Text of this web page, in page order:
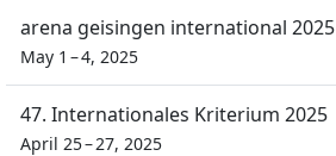
arena geisingen international 2025
May 1 – 4, 2025
47. Internationales Kriterium 2025
April 25 – 27, 2025